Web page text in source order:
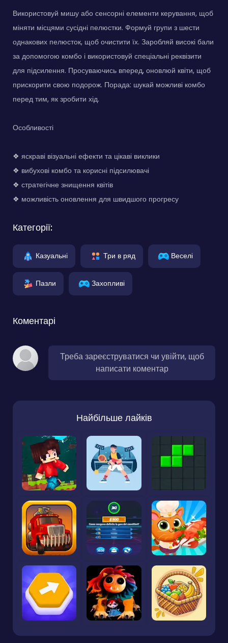
Використовуй мишу або сенсорні елементи керування, щоб
міняти місцями сусідні пелюстки. Формуй групи з шести
однакових пелюсток, щоб очистити їх. Заробляй високі бали
за допомогою комбо і використовуй спеціальні реквізити
для підсилення. Просуваючись вперед, оновлюй квіти, щоб
прискорити свою подорож. Порада: шукай можливі комбо
перед тим, як зробити хід.
Особливості
❖ яскраві візуальні ефекти та цікаві виклики
❖ вибухові комбо та корисні підсилювачі
❖ стратегічне знищення квітів
❖ можливість оновлення для швидшого прогресу
Категорії:
Казуальні Три в ряд Веселі
Пазли Захопливі
Коментарі
Треба зареєструватися чи увійти, щоб
написати коментар
Найбільше лайків